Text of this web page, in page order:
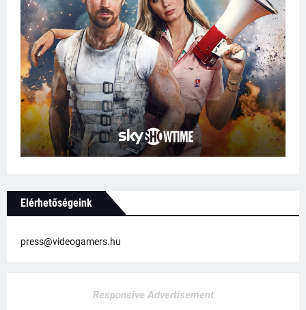
Elérhetőségeink
press@videogamers.hu
Responsive Advertisement